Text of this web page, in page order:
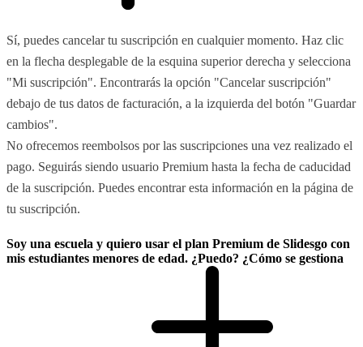
Sí, puedes cancelar tu suscripción en cualquier momento. Haz clic
en la flecha desplegable de la esquina superior derecha y selecciona
"Mi suscripción". Encontrarás la opción "Cancelar suscripción"
debajo de tus datos de facturación, a la izquierda del botón "Guardar
cambios".
No ofrecemos reembolsos por las suscripciones una vez realizado el
pago. Seguirás siendo usuario Premium hasta la fecha de caducidad
de la suscripción. Puedes encontrar esta información en la página de
tu suscripción.
Soy una escuela y quiero usar el plan Premium de Slidesgo con
mis estudiantes menores de edad. ¿Puedo? ¿Cómo se gestiona